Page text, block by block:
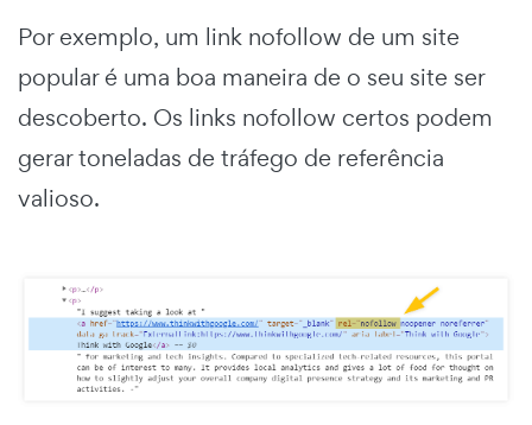
Por exemplo, um link nofollow de um site
popular é uma boa maneira de o seu site ser
descoberto. Os links nofollow certos podem
gerar toneladas de tráfego de referência
valioso.